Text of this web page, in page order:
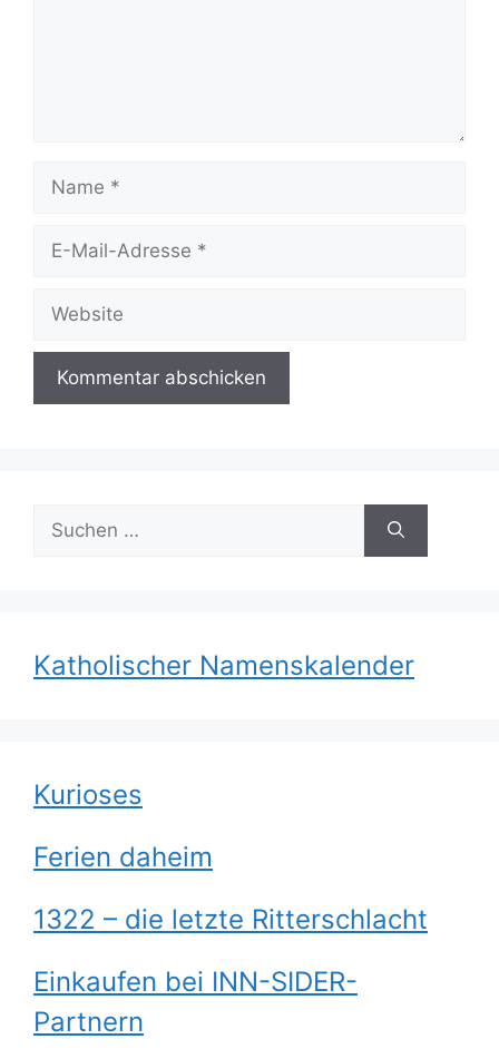
Mail-
nach:
Katholischer Namenskalender
Kurioses
Ferien daheim
1322 – die letzte Ritterschlacht
Einkaufen bei INN-SIDER-
Partnern